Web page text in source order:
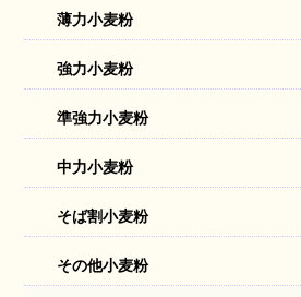
薄力小麦粉
強力小麦粉
準強力小麦粉
中力小麦粉
そば割小麦粉
その他小麦粉